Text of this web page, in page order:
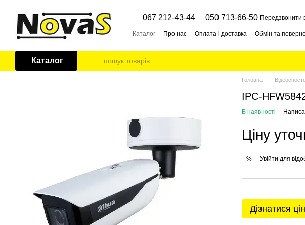
067 212-43-44 050 713-66-50 Передзвонити
Каталог Про нас Оплата і доставка Обмін та
Каталог
Головна
IPC-
В наявності
Ціну
% Увійти для
Дізнатися